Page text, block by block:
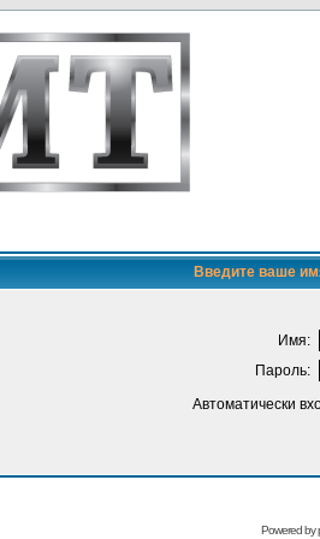
Введите ваше
Имя:
Пароль:
Автоматически
Powered by